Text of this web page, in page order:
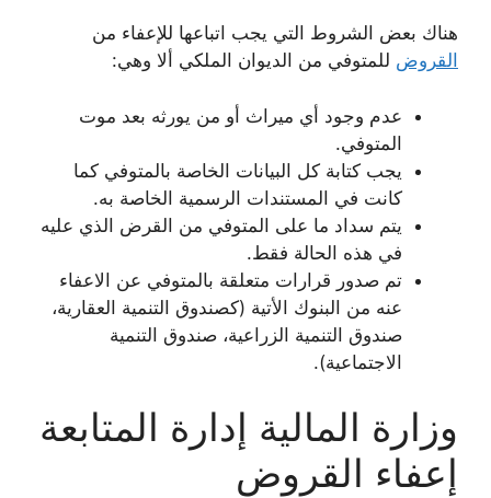
هناك بعض الشروط التي يجب اتباعها للإعفاء من
القروض للمتوفي من الديوان الملكي ألا وهي:
عدم وجود أي ميراث أو من يورثه بعد موت
المتوفي.
يجب كتابة كل البيانات الخاصة بالمتوفي كما
كانت في المستندات الرسمية الخاصة به.
يتم سداد ما على المتوفي من القرض الذي عليه
في هذه الحالة فقط.
تم صدور قرارات متعلقة بالمتوفي عن الاعفاء
عنه من البنوك الأتية (كصندوق التنمية العقارية،
صندوق التنمية الزراعية، صندوق التنمية
الاجتماعية).
وزارة المالية إدارة المتابعة
إعفاء القروض